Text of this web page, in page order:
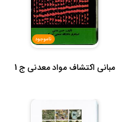
ناموجود
مبانی اکتشاف مواد معدنی ج 1